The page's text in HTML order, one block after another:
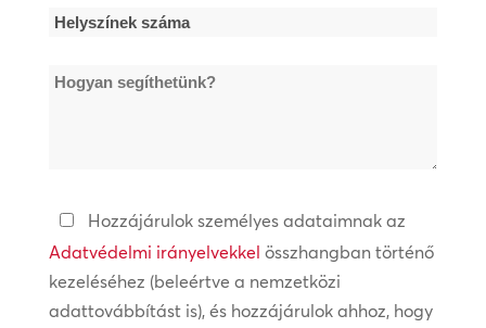
Helyszínek
*Hogyan
Adatvédelmi
irányelvek
*
Hozzájárulok személyes adataimnak az
Adatvédelmi irányelvekkel összhangban történő
kezeléséhez (beleértve a nemzetközi
adattovábbítást is), és hozzájárulok ahhoz, hogy